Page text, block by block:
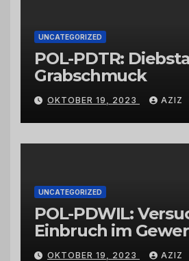
UNCATEGORIZED
POL-PDTR:
Grabschmuck
OKTOBER 19, 2023 AZIZ
UNCATEGORIZED
POL-PDWIL:
Einbruch im
Wittlich
OKTOBER 19, 2023 AZIZ